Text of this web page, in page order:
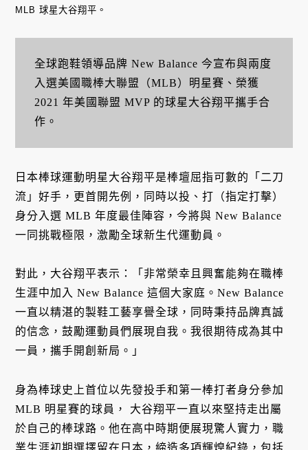
MLB 球星大谷翔平。
全球跑鞋領導品牌 New Balance 今宣布與兩度
入選美國職棒大聯盟（MLB）明星賽、榮獲
2021 年美國聯盟 MVP 的球星大谷翔平攜手合
作。
日本棒球運動明星大谷翔平是棒壇屈指可數的「二刀
流」好手，更首開先例，同時以投、打（指定打擊）
身分入選 MLB 年度最佳陣容，今將與 New Balance
一同挑戰極限，激勵全球新生代運動員。
對此，大谷翔平表示：「非常榮幸且興奮能夠在職棒
生涯中加入 New Balance 這個大家庭。New Balance
一直以精湛的製鞋工藝享譽全球，同時秉持品牌真誠
的信念，鼓勵運動員們展現自我。我很期待成為其中
一員，攜手開創新局。」
身為棒球史上首位以先發投手和第一棒打者身分參加
MLB 明星賽的球員， 大谷翔平一直以來堅持走出屬
於自己的棒球路。他在高中時期便展現驚人實力，職